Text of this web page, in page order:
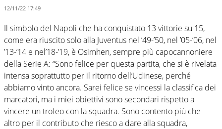
12/11/22 17:49
Il simbolo del Napoli che ha conquistato 13 vittorie su 15,
come era riuscito solo alla Juventus nel ’49-’50, nel ’05-’06, nel
’13-’14 e nel’18-’19, è Osimhen, sempre più capocannoniere
della Serie A: “Sono felice per questa partita, che si è rivelata
intensa soprattutto per il ritorno dell’Udinese, perché
abbiamo vinto ancora. Sarei felice se vincessi la classifica dei
marcatori, ma i miei obiettivi sono secondari rispetto a
vincere un trofeo con la squadra. Sono contento più che
altro per il contributo che riesco a dare alla squadra,